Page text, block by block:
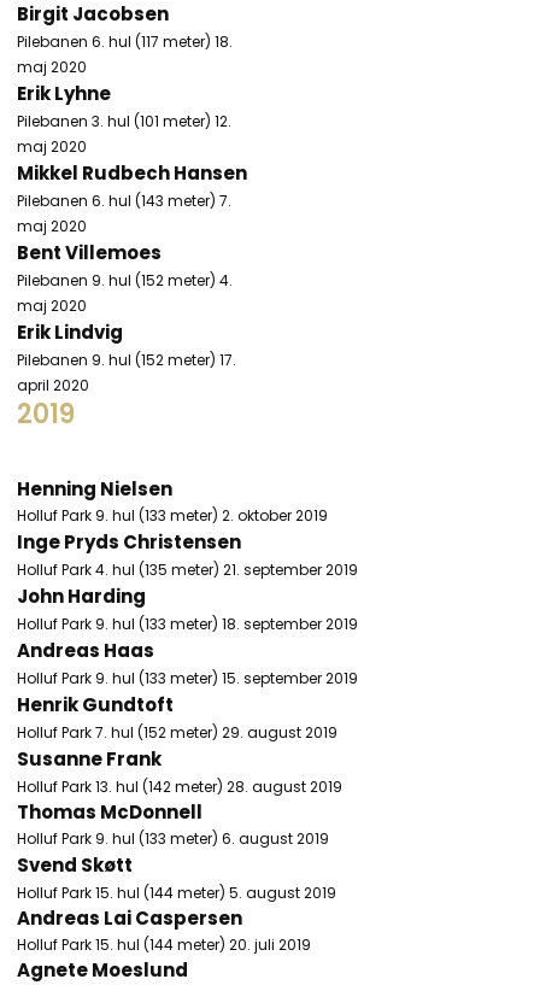
Birgit Jacobsen
Pilebanen 6. hul (117 meter) 18.
maj 2020
Erik Lyhne
Pilebanen 3. hul (101 meter) 12.
maj 2020
Mikkel Rudbech Hansen
Pilebanen 6. hul (143 meter) 7.
maj 2020
Bent Villemoes
Pilebanen 9. hul (152 meter) 4.
maj 2020​
Erik Lindvig
Pilebanen 9. hul (152 meter) 17.
april 2020​
2019
Henning Nielsen
Holluf Park 9. hul (133 meter) 2. oktober 2019
Inge Pryds Christensen
Holluf Park 4. hul (135 meter) 21. september 2019
John Harding
Holluf Park 9. hul (133 meter) 18. september 2019
Andreas Haas
Holluf Park 9. hul (133 meter) 15. september 2019
Henrik Gundtoft
Holluf Park 7. hul (152 meter) 29. august 2019
Susanne Frank
Holluf Park 13. hul (142 meter) 28. august 2019
Thomas McDonnell
Holluf Park 9. hul (133 meter) 6. august 2019
Svend Skøtt
Holluf Park 15. hul (144 meter) 5. august 2019
Andreas Lai Caspersen
Holluf Park 15. hul (144 meter) 20. juli 2019
Agnete Moeslund